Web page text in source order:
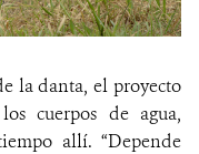
la danta, el proyecto
cuerpos de agua,
allí. “Depende